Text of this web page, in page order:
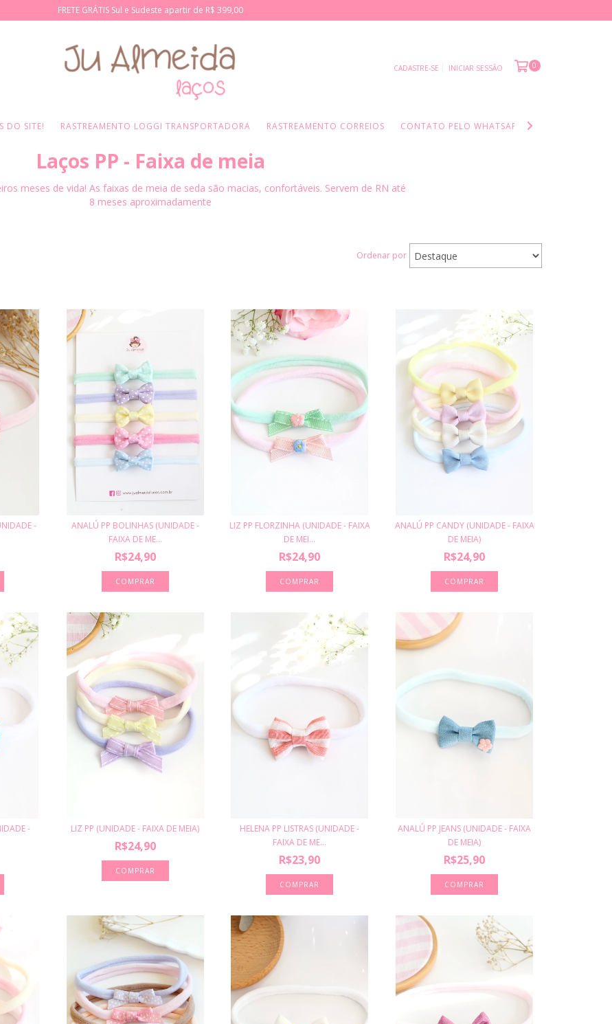
FRETE GRÁTIS Sul e Sudeste apartir de R$ 399,00
CADASTRE-SE INICIAR SESSÃO 0
DO SITE! RASTREAMENTO LOGGI TRANSPORTADORA RASTREAMENTO CORREIOS CONTATO PELO WHATSAPP
Laços PP - Faixa de meia
meses de vida! As faixas de meia de seda são macias, confortáveis. Servem de RN até
8 meses aproximadamente
Ordenar por
-
ANALÚ PP BOLINHAS (UNIDADE -
FAIXA DE ME...
R$24,90
COMPRAR
LIZ PP FLORZINHA (UNIDADE - FAIXA
DE MEI...
R$24,90
COMPRAR
ANALÚ PP CANDY (UNIDADE - FAIXA
DE MEIA)
R$24,90
COMPRAR
-
LIZ PP (UNIDADE - FAIXA DE MEIA)
R$24,90
COMPRAR
HELENA PP LISTRAS (UNIDADE -
FAIXA DE ME...
R$23,90
ANALÚ PP JEANS (UNIDADE - FAIXA
DE MEIA)
R$25,90